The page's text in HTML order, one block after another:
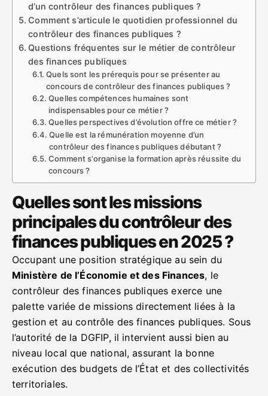
d’un contrôleur des finances publiques ?
Comment s’articule le quotidien professionnel du
contrôleur des finances publiques ?
Questions fréquentes sur le métier de contrôleur
des finances publiques
Quels sont les prérequis pour se présenter au
concours de contrôleur des finances publiques ?
Quelles compétences humaines sont
indispensables pour ce métier ?
Quelles perspectives d’évolution offre ce métier ?
Quelle est la rémunération moyenne d’un
contrôleur des finances publiques débutant ?
Comment s’organise la formation après réussite du
concours ?
Quelles sont les missions
principales du contrôleur des
finances publiques en 2025 ?
Occupant une position stratégique au sein du
Ministère de l’Économie et des Finances, le
contrôleur des finances publiques exerce une
palette variée de missions directement liées à la
gestion et au contrôle des finances publiques. Sous
l’autorité de la DGFIP, il intervient aussi bien au
niveau local que national, assurant la bonne
exécution des budgets de l’État et des collectivités
territoriales.